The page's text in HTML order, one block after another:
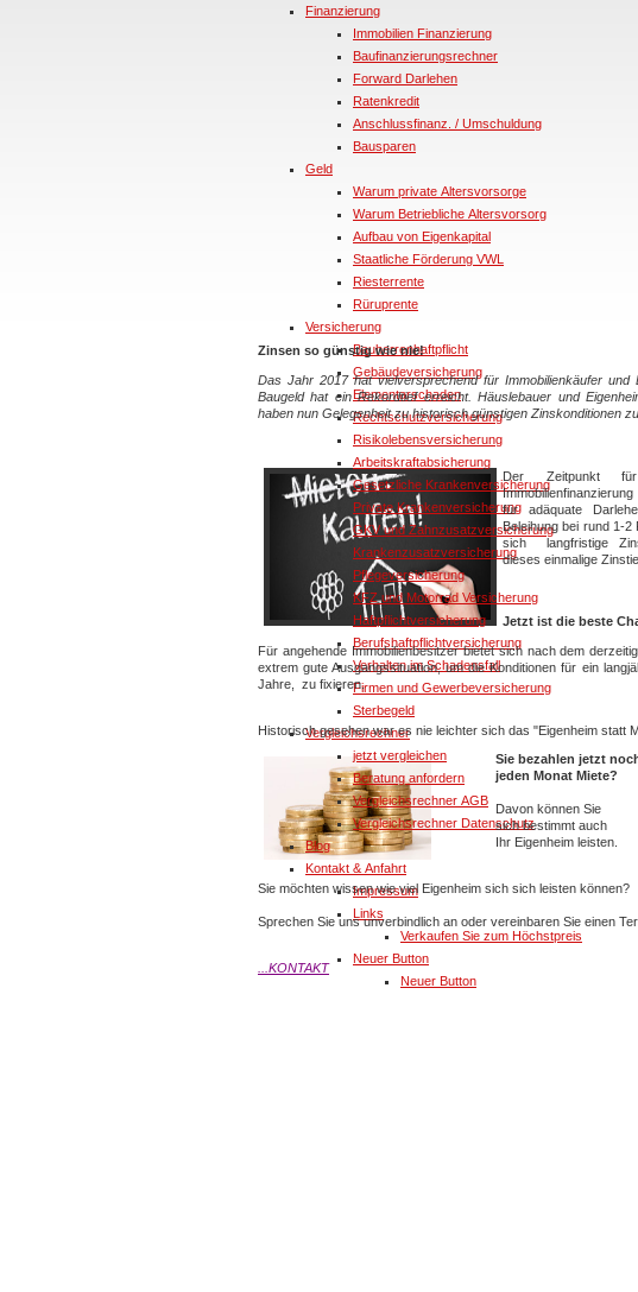
Finanzierung
Immobilien Finanzierung
Baufinanzierungsrechner
Forward Darlehen
Ratenkredit
Anschlussfinanz. / Umschuldung
Bausparen
Geld
Warum private Altersvorsorge
Warum Betriebliche Altersvorsorg
Aufbau von Eigenkapital
Staatliche Förderung VWL
Riesterrente
Rüruprente
Versicherung
Bauherrenhaftpflicht
Gebäudeversicherung
Elementarschaden
Rechtschutzversicherung
Risikolebensversicherung
Arbeitskraftabsicherung
Gesetzliche Krankenversicherung
Private Krankenversicherung
GKV und Zahnzusatzversicherung
Krankenzusatzversicherung
Pflegeversicherung
KFZ und Motorrad Versicherung
Haftpflichtversicherung
Berufshaftpflichtversicherung
Verhalten im Schadensfall
Firmen und Gewerbeversicherung
Sterbegeld
Vergleichsrechner
jetzt vergleichen
Beratung anfordern
Vergleichsrechner AGB
Vergleichsrechner Datenschutz
Blog
Kontakt & Anfahrt
Impressum
Links
Verkaufen Sie zum Höchstpreis
Neuer Button
Neuer Button
Zinsen so günstig wie nie!
Das Jahr 2017 hat vielversprechend für Immobilienkäufer und
Baugeld hat ein Rekordtief erreicht. Häuslebauer und
haben nun Gelegenheit zu historisch günstigen Zinskonditionen
Der Zeitpunkt
für adäquate
Beleihung bei rund 1-
sich langfristige
dieses einmalige
Jetzt ist die beste
Für angehende Immobilienbesitzer bietet sich nach dem
extrem gute Ausgangssituation, um die Konditionen für ein
Jahre, zu fixieren.
Historisch gesehen war es nie leichter sich das "Eigenheim statt
Sie bezahlen jetzt
jeden Monat Miete?
Davon können Sie
sich bestimmt auch
Ihr Eigenheim leisten.
Sie möchten wissen wie viel Eigenheim sich sich leisten können?
Sprechen Sie uns unverbindlich an oder vereinbaren Sie einen
...KONTAKT